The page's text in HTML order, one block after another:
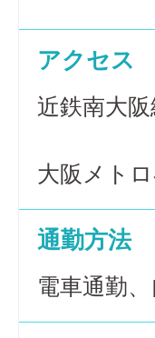
アクセス
近鉄南大
大阪メト
通勤方法
電車通勤